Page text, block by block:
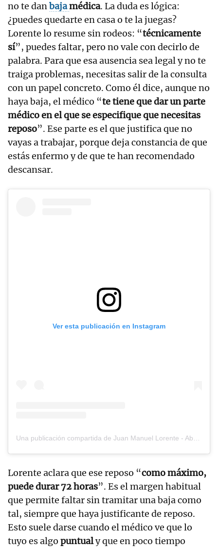
no te danbajamédica. La duda es lógica:
¿puedes quedarte en casa o te la juegas?
Lorente lo resume sin rodeos: “técnicamente
sí”, puedes faltar, pero no vale con decirlo de
palabra. Para que esa ausencia sea legal y no te
traiga problemas, necesitas salir de la consulta
con un papel concreto. Como él dice, aunque no
haya baja, el médico “te tiene que dar un parte
médico en el que se especifique que necesitas
reposo”. Ese parte es el que justifica que no
vayas a trabajar, porque deja constancia de que
estás enfermo y de que te han recomendado
descansar.
Ver esta publicación en Instagram
Lorente aclara que ese reposo “como máximo,
puede durar 72 horas”. Es el margen habitual
que permite faltar sin tramitar una baja como
tal, siempre que haya justificante de reposo.
Esto suele darse cuando el médico ve que lo
tuyo es algo puntualy que en poco tiempo